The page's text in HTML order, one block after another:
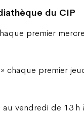
du CIP
premier
chaque premier
vendredi de 13 h